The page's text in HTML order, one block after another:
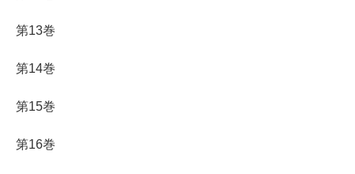
第13巻
第14巻
第15巻
第16巻